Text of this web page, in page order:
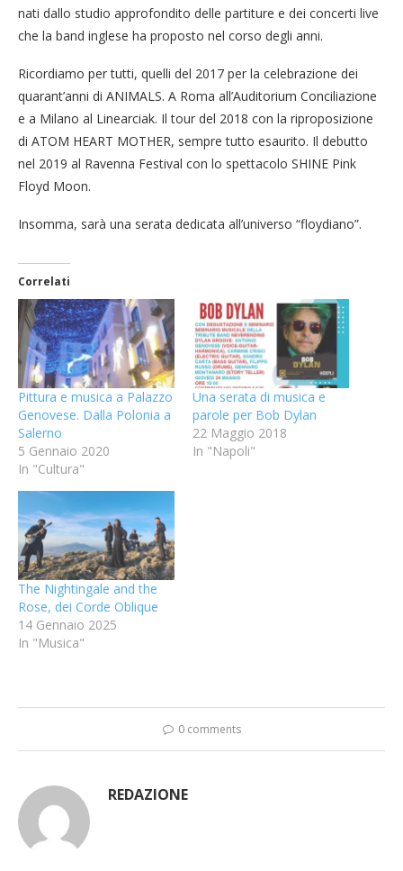
nati dallo studio approfondito delle partiture e dei concerti live
che la band inglese ha proposto nel corso degli anni.
Ricordiamo per tutti, quelli del 2017 per la celebrazione dei
quarant’anni di ANIMALS. A Roma all’Auditorium Conciliazione
e a Milano al Linearciak. Il tour del 2018 con la riproposizione
di ATOM HEART MOTHER, sempre tutto esaurito. Il debutto
nel 2019 al Ravenna Festival con lo spettacolo SHINE Pink
Floyd Moon.
Insomma, sarà una serata dedicata all’universo “floydiano”.
Correlati
Pittura e musica a Palazzo
Genovese. Dalla Polonia a
Salerno
5 Gennaio 2020
In "Cultura"
Una serata di musica e
parole per Bob Dylan
22 Maggio 2018
In "Napoli"
The Nightingale and the
Rose, dei Corde Oblique
14 Gennaio 2025
In "Musica"
0 comments
REDAZIONE